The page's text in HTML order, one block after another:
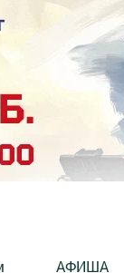
АФИША